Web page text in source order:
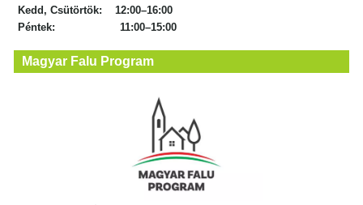
Kedd, Csütörtök: 12:00–16:00
Péntek: 11:00–15:00
Magyar Falu Program